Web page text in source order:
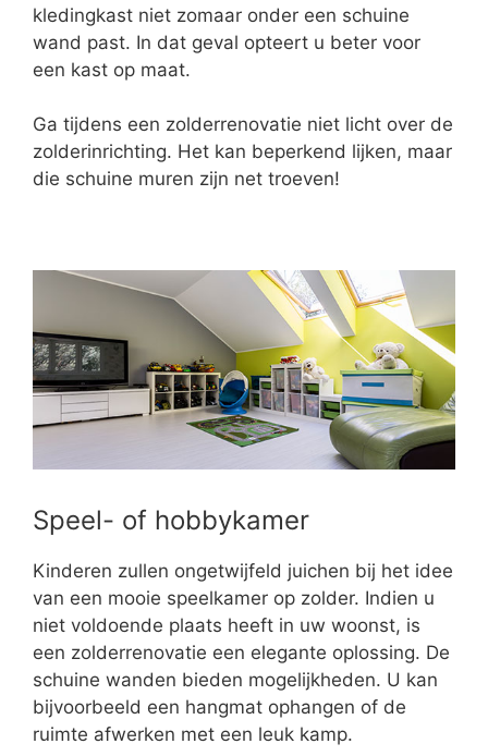
kledingkast niet zomaar onder een schuine
wand past. In dat geval opteert u beter voor
een kast op maat.
Ga tijdens een zolderrenovatie niet licht over de
zolderinrichting. Het kan beperkend lijken, maar
die schuine muren zijn net troeven!
Speel- of hobbykamer
Kinderen zullen ongetwijfeld juichen bij het idee
van een mooie speelkamer op zolder. Indien u
niet voldoende plaats heeft in uw woonst, is
een zolderrenovatie een elegante oplossing. De
schuine wanden bieden mogelijkheden. U kan
bijvoorbeeld een hangmat ophangen of de
ruimte afwerken met een leuk kamp.